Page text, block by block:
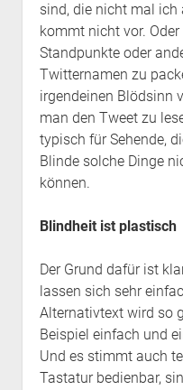
sind, die nicht mal ich
kommt nicht vor.
Standpunkte oder
Twitternamen zu
irgendeinen Blödsinn
man den Tweet zu
typisch für Sehende,
Blinde solche Dinge
können.
Blindheit ist plastisch
Der Grund dafür ist
lassen sich sehr
Alternativtext wird so
Beispiel einfach und
Und es stimmt auch
Tastatur bedienbar,